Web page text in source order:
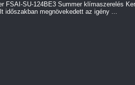
FSAI-SU-124BE3 Summer klímaszerelés
időszakban megnövekedett az igény ...